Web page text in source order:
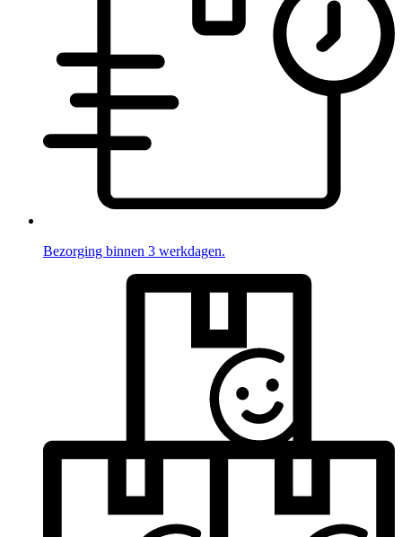
Bezorging binnen 3 werkdagen.